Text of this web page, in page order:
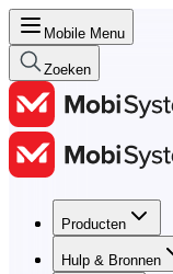
Mobile Menu
Zoeken
Producten
Hulp & Bronnen
Producten
Hulp & Bronnen